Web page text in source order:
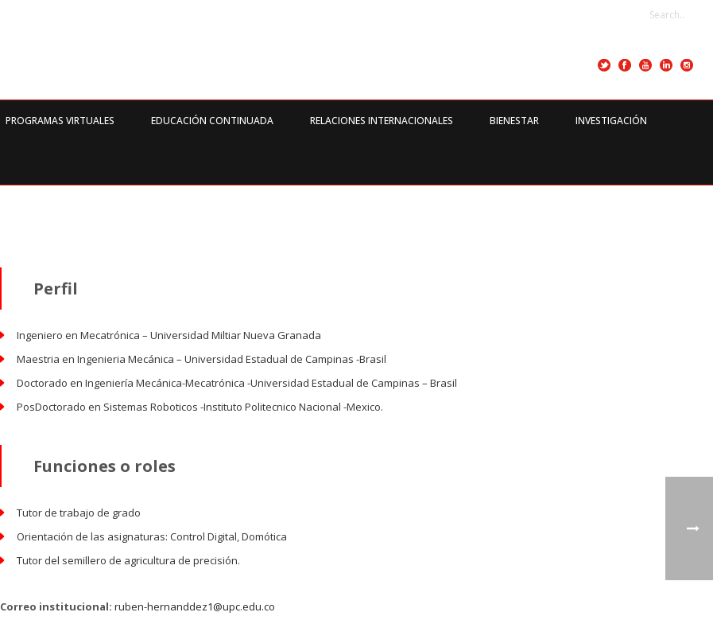
PROGRAMAS VIRTUALES EDUCACIÓN CONTINUADA RELACIONES INTERNACIONALES BIENESTAR INVESTIGACIÓN
Perfil
Ingeniero en Mecatrónica – Universidad Miltiar Nueva Granada
Maestria en Ingenieria Mecánica – Universidad Estadual de Campinas -Brasil
Doctorado en Ingeniería Mecánica-Mecatrónica -Universidad Estadual de Campinas – Brasil
PosDoctorado en Sistemas Roboticos -Instituto Politecnico Nacional -Mexico.
Funciones o roles
Tutor de trabajo de grado
Orientación de las asignaturas: Control Digital, Domótica
Tutor del semillero de agricultura de precisión.
Correo institucional: ruben-hernanddez1@upc.edu.co